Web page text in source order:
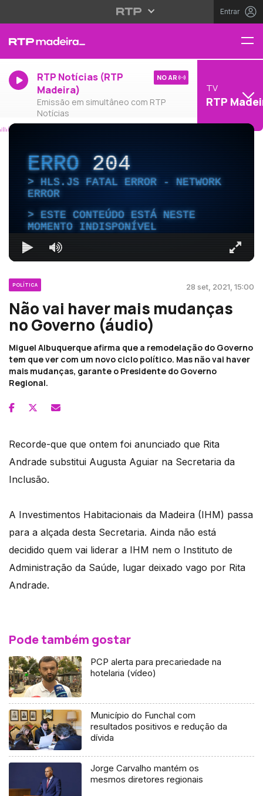
Entrar
RTP Notícias (RTP
Madeira)
Emissão em simultâneo com RTP
Notícias
NO AR
TV
RTP
ERRO204
HLS.JS FATAL ERROR - NETWORK
ERROR
ESTE CONTEÚDO ESTÁ NESTE
MOMENTO INDISPONÍVEL
POLÍTICA 28 set, 2021, 15:00
Não vai haver mais mudanças
no Governo (áudio)
Miguel Albuquerque afirma que a remodelação do Governo
tem que ver com um novo ciclo político. Mas não vai haver
mais mudanças, garante o Presidente do Governo
Regional.
Recorde-que que ontem foi anunciado que Rita
Andrade substitui Augusta Aguiar na Secretaria da
Inclusão.
A Investimentos Habitacionais da Madeira (IHM) passa
para a alçada desta Secretaria. Ainda não está
decidido quem vai liderar a IHM nem o Instituto de
Administração da Saúde, lugar deixado vago por Rita
Andrade.
Pode também gostar
PCP alerta para precariedade na
hotelaria (vídeo)
Município do Funchal com
resultados positivos e redução da
dívida
Jorge Carvalho mantém os
mesmos diretores regionais